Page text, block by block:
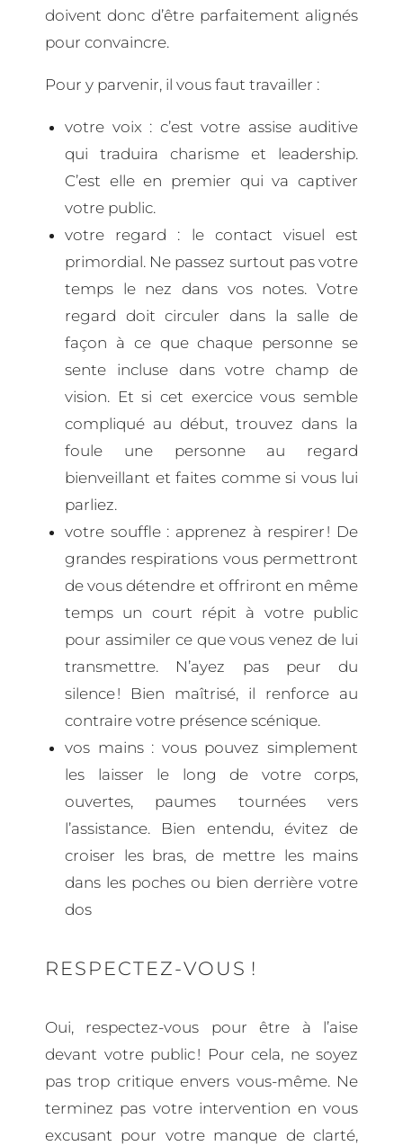
doivent donc d’être parfaitement alignés
pour convaincre.
Pour y parvenir, il vous faut travailler :
votre voix : c’est votre assise auditive
qui traduira charisme et leadership.
C’est elle en premier qui va captiver
votre public.
votre regard : le contact visuel est
primordial. Ne passez surtout pas votre
temps le nez dans vos notes. Votre
regard doit circuler dans la salle de
façon à ce que chaque personne se
sente incluse dans votre champ de
vision. Et si cet exercice vous semble
compliqué au début, trouvez dans la
foule une personne au regard
bienveillant et faites comme si vous lui
parliez.
votre souffle : apprenez à respirer ! De
grandes respirations vous permettront
de vous détendre et offriront en même
temps un court répit à votre public
pour assimiler ce que vous venez de lui
transmettre. N’ayez pas peur du
silence ! Bien maîtrisé, il renforce au
contraire votre présence scénique.
vos mains : vous pouvez simplement
les laisser le long de votre corps,
ouvertes, paumes tournées vers
l’assistance. Bien entendu, évitez de
croiser les bras, de mettre les mains
dans les poches ou bien derrière votre
dos
RESPECTEZ-VOUS !
Oui, respectez-vous pour être à l’aise
devant votre public ! Pour cela, ne soyez
pas trop critique envers vous-même. Ne
terminez pas votre intervention en vous
excusant pour votre manque de clarté,